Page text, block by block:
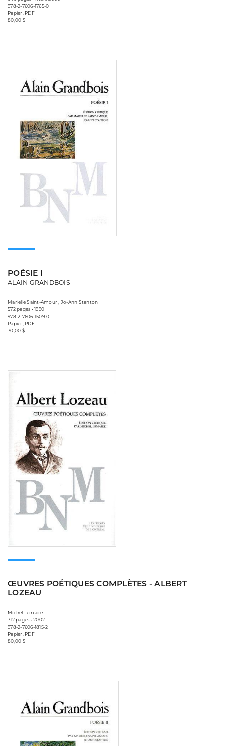
978-2-7606-1765-0
Papier, PDF
80,00 $
POÉSIE I
ALAIN GRANDBOIS
Marielle Saint-Amour , Jo-Ann Stanton
572 pages • 1990
978-2-7606-1509-0
Papier, PDF
70,00 $
ŒUVRES POÉTIQUES COMPLÈTES - ALBERT
LOZEAU
Michel Lemaire
712 pages • 2002
978-2-7606-1815-2
Papier, PDF
80,00 $